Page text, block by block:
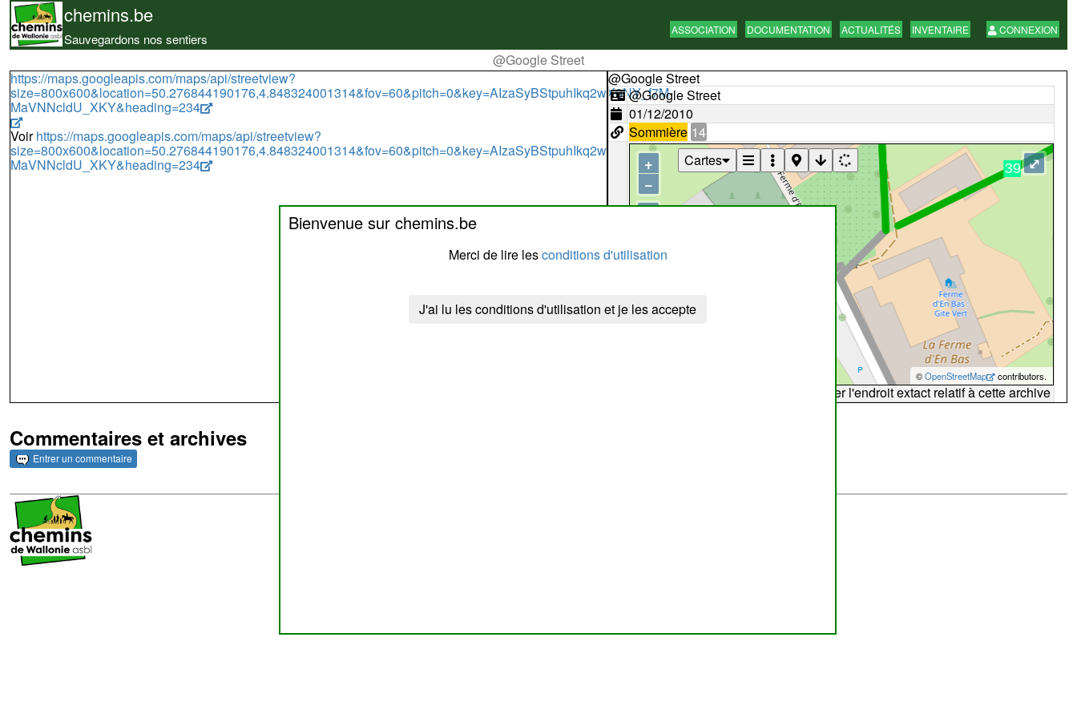
chemins.be
Sauvegardons nos sentiers
ASSOCIATION DOCUMENTATION ACTUALITÉS INVENTAIRE CONNEXION
@Google Street
Bienvenue sur chemins.be
Merci de lire lesconditions d'utilisation
J'ai lu les conditions d'utilisation et je les accepte
https://maps.googleapis.com/maps/api/streetview?
size=800x600&location=50.276844190176,4.848324001314&fov=60&pitch=0&key=AIzaSyBStpuhIkq2wX3NY_f7M-
MaVNNcldU_XKY&heading=234
Voirhttps://maps.googleapis.com/maps/api/streetview?
size=800x600&location=50.276844190176,4.848324001314&fov=60&pitch=0&key=AIzaSyBStpuhIkq2wX3NY_f7M-
MaVNNcldU_XKY&heading=234
@Google Street
@Google Street
01/12/2010
Sommière 14
©OpenStreetMap contributors.
+
−
⤢
Cartes
: la carte peut ne pas refléter l'endroit extact relatif à cette archive
Commentaires et archives
Entrer un commentaire